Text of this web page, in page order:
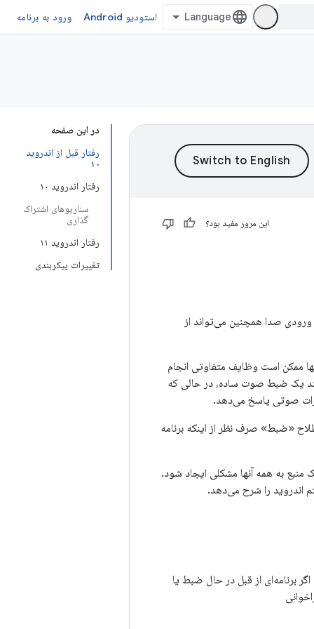
استودیو Android ورود به برنامه
در این صفحه
رفتار قبل از اندروید
۱۰
رفتار اندروید ۱۰
سناریوهای اشتراک
گذاری
رفتار اندروید ۱۱
تغییرات پیکربندی
این مرور مفید بود؟
صدا همچنین می‌تواند از
ممکن است وظایف متفاوتی انجام
یک ضبط صوت ساده، در حالی که
صوتی پاسخ می‌دهد.
«ضبط» صرف نظر از اینکه برنامه
به همه آنها مشکلی ایجاد شود.
اندروید را شرح می‌دهد.
اگر برنامه‌ای از قبل در حال ضبط یا